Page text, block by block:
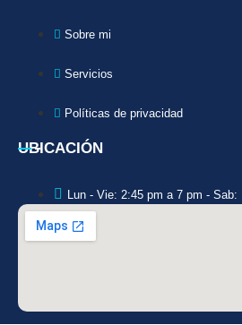
Sobre mi
Servicios
Políticas de privacidad
UBICACIÓN
Lun - Vie: 2:45 pm a 7 pm - Sab: